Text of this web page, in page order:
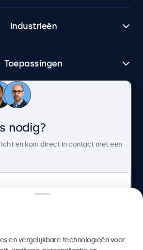
Industrieën
Toepassingen
Klantenservice
4.8/5 door 5000+ bedrijven
nodig?
en kom direct in contact met een
en vergelijkbare technologieën voor